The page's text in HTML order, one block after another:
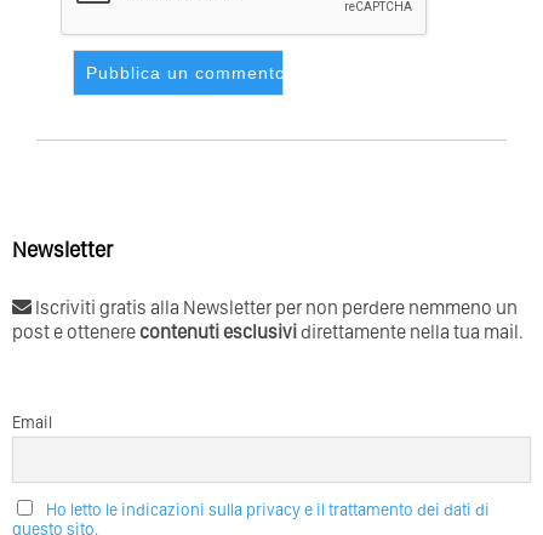
Newsletter
Iscriviti gratis alla Newsletter per non perdere nemmeno un
post e ottenerecontenuti esclusividirettamente nella tua mail.
Email
Ho letto le indicazioni sulla privacy e il trattamento dei dati di
questo sito.